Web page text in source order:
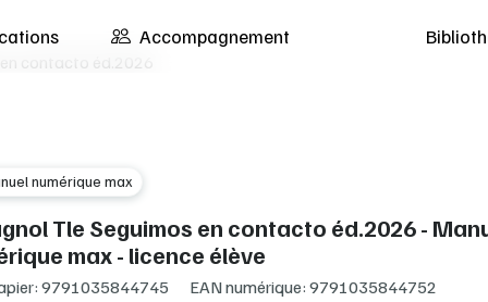
Accompagnement
contacto éd.2026
numérique max
Tle Seguimos en contacto éd.2026 -
max - licence élève
9791035844745 EAN numérique: 9791035844752